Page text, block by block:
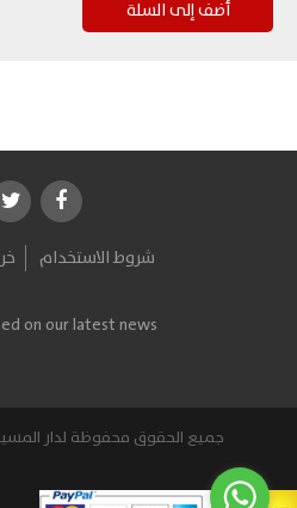
شروط الاستخدام
on our latest news!
جميع الحقوق محفوظة لدار المسيرة